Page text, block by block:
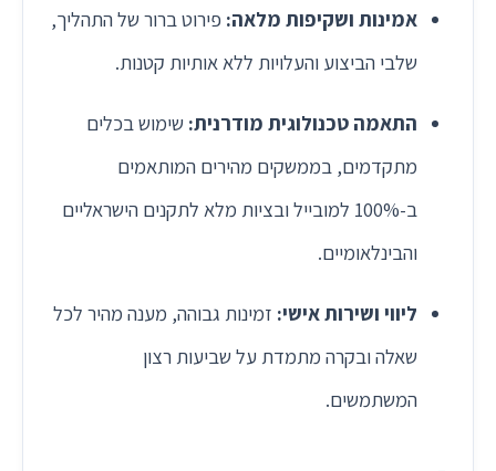
אמינות ושקיפות מלאה: פירוט ברור של התהליך,
שלבי הביצוע והעלויות ללא אותיות קטנות.
התאמה טכנולוגית מודרנית: שימוש בכלים
מתקדמים, בממשקים מהירים המותאמים
ב-100% למובייל ובציות מלא לתקנים הישראליים
והבינלאומיים.
ליווי ושירות אישי: זמינות גבוהה, מענה מהיר לכל
שאלה ובקרה מתמדת על שביעות רצון
המשתמשים.